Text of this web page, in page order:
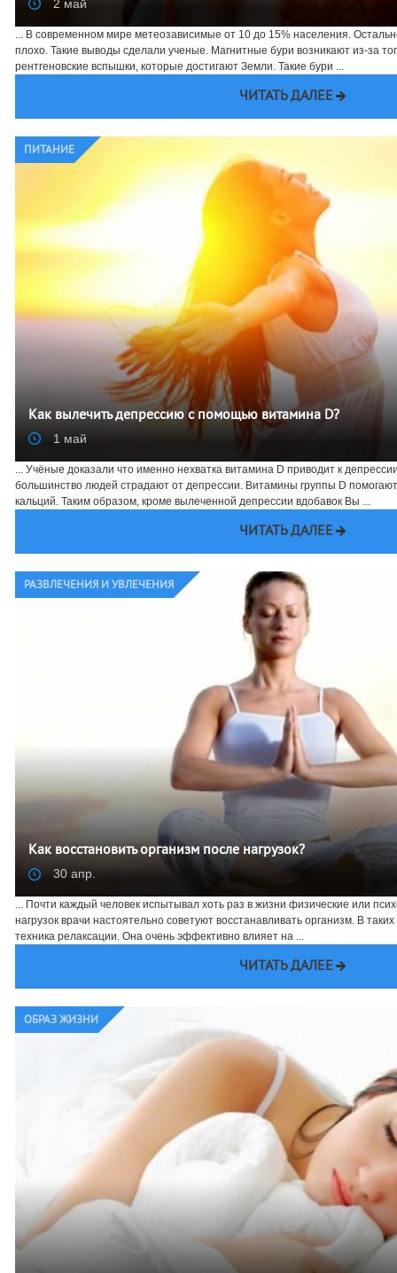
2 май
... В современном мире метеозависимые от 10 до 15% населения.
плохо. Такие выводы сделали ученые. Магнитные бури возникают из-за
рентгеновские вспышки, которые достигают Земли. Такие бури ...
ЧИТАТЬ ДАЛЕЕ
ПИТАНИЕ
Как вылечить депрессию с помощью витамина D?
1 май
... Учёные доказали что именно нехватка витамина D приводит к
большинство людей страдают от депрессии. Витамины группы D
кальций. Таким образом, кроме вылеченной депрессии вдобавок Вы ...
ЧИТАТЬ ДАЛЕЕ
РАЗВЛЕЧЕНИЯ И УВЛЕЧЕНИЯ
Как восстановить организм после нагрузок?
30 апр.
... Почти каждый человек испытывал хоть раз в жизни физические или
нагрузок врачи настоятельно советуют восстанавливать организм. В
техника релаксации. Она очень эффективно влияет на ...
ЧИТАТЬ ДАЛЕЕ
ОБРАЗ ЖИЗНИ